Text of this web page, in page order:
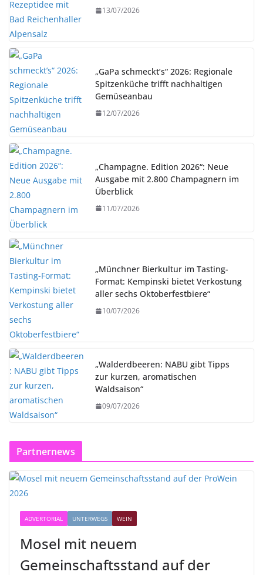
13/07/2026
„GaPa schmeckt’s“ 2026: Regionale
Spitzenküche trifft nachhaltigen
Gemüseanbau
12/07/2026
„Champagne. Edition 2026“: Neue
Ausgabe mit 2.800 Champagnern im
Überblick
11/07/2026
„Münchner Bierkultur im Tasting-
Format: Kempinski bietet Verkostung
aller sechs Oktoberfestbiere“
10/07/2026
„Walderdbeeren: NABU gibt Tipps
zur kurzen, aromatischen
Waldsaison“
09/07/2026
Partnernews
ADVERTORIAL UNTERWEGS WEIN
Mosel mit neuem
Gemeinschaftsstand auf der